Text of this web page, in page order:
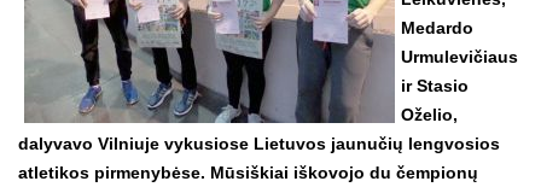
Medardo
Urmulevičiaus
ir Stasio
Oželio,
dalyvavo Vilniuje vykusiose Lietuvos jaunučių lengvosios
atletikos pirmenybėse. Mūsiškiai iškovojo du čempionų